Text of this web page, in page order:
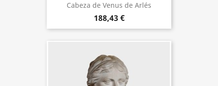
Cabeza de Venus de Arlés
188,43 €